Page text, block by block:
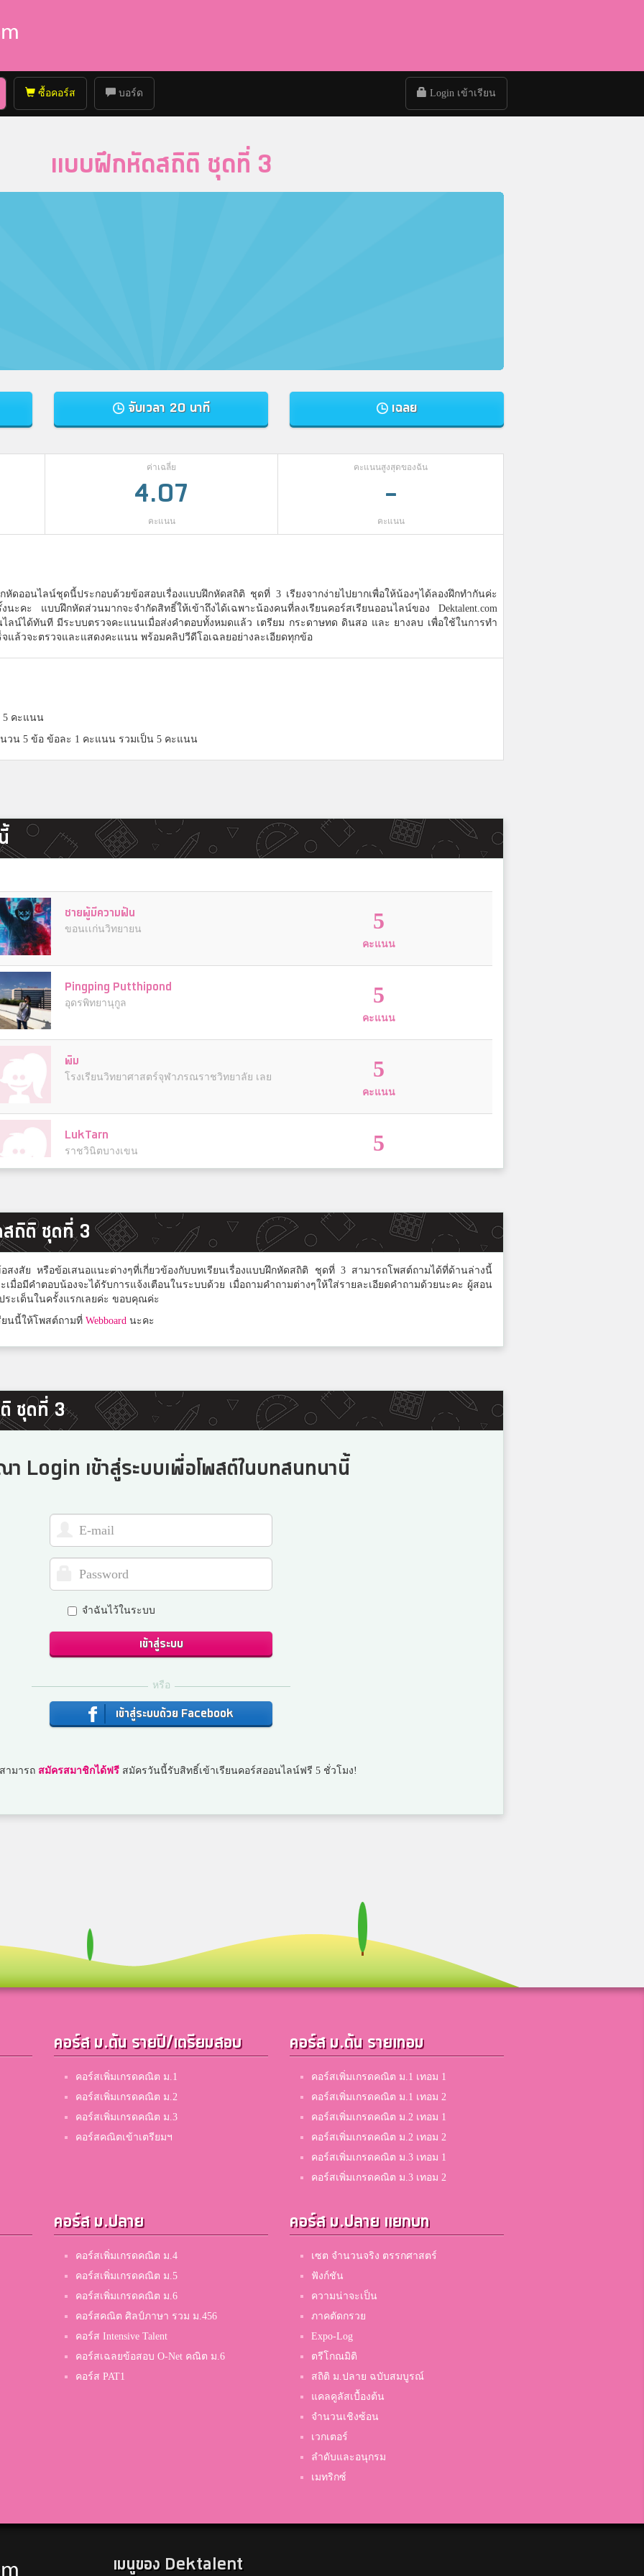
ซื้อคอร์ส บอร์ด Login เข้าเรียน
แบบฝึกหัดสถิติ ชุดที่ 3
จับเวลา 20 นาที เฉลย
ค่าเฉลี่ย
4.07
คะแนน
คะแนนสูงสุดของฉัน
-
คะแนน
ออนไลน์ชุดนี้ประกอบด้วยข้อสอบเรื่องแบบฝึกหัดสถิติ ชุดที่ 3 เรียงจากง่ายไปยากเพื่อให้น้องๆได้ลองฝึกทำกันค่ะ
คะ แบบฝึกหัดส่วนมากจะจำกัดสิทธิ์ให้เข้าถึงได้เฉพาะน้องคนที่ลงเรียนคอร์สเรียนออนไลน์ของ Dektalent.com
ลน์ได้ทันที มีระบบตรวจคะแนนเมื่อส่งคำตอบทั้งหมดแล้ว เตรียม กระดาษทด ดินสอ และ ยางลบ เพื่อใช้ในการทำ
แล้วจะตรวจและแสดงคะแนน พร้อมคลิปวีดีโอเฉลยอย่างละเอียดทุกข้อ
5 คะแนน
วน 5 ข้อ ข้อละ 1 คะแนน รวมเป็น 5 คะแนน
ชายผู้มีความฝัน
ขอนเเก่นวิทยายน 5
คะแนน
Pingping Putthipond
อุดรพิทยานุกูล 5
คะแนน
พิม
โรงเรียนวิทยาศาสตร์จุฬาภรณราชวิทยาลัย เลย 5
คะแนน
LukTarn
ราชวินิตบางเขน 5
คะแนน
ภัทรพล ณัฐธยาน์
หนองน้ำใส 5
คะแนน
ชิชิ
บุรีรัมย์พิทยาคม 5
คะแนน
Nantida Laopradist 4
พุด ดิ้ง
ฟา
Nichan Wannakarn
ถิติ ชุดที่ 3
สงสัย หรือข้อเสนอแนะต่างๆที่เกี่ยวข้องกับบทเรียนเรื่องแบบฝึกหัดสถิติ ชุดที่ 3 สามารถโพสต์ถามได้ที่ด้านล่างนี้
มื่อมีคำตอบน้องจะได้รับการแจ้งเตือนในระบบด้วย เมื่อถามคำถามต่างๆให้ใส่รายละเอียดคำถามด้วยนะคะ ผู้สอน
ระเด็นในครั้งแรกเลยค่ะ ขอบคุณค่ะ
ยนนี้ให้โพสต์ถามที่ Webboard นะคะ
ชุดที่ 3
Login เข้าสู่ระบบเพื่อโพสต์ในบทสนทนานี้
จำฉันไว้ในระบบ
เข้าสู่ระบบ
หรือ
เข้าสู่ระบบด้วย Facebook
ามารถ สมัครสมาชิกได้ฟรีสมัครวันนี้รับสิทธิ์เข้าเรียนคอร์สออนไลน์ฟรี 5 ชั่วโมง!
คอร์ส ม.ต้น รายปี/เตรียมสอบ
คอร์สเพิ่มเกรดคณิต ม.1
คอร์สเพิ่มเกรดคณิต ม.2
คอร์สเพิ่มเกรดคณิต ม.3
คอร์สคณิตเข้าเตรียมฯ
คอร์ส ม.ต้น รายเทอม
คอร์สเพิ่มเกรดคณิต ม.1 เทอม 1
คอร์สเพิ่มเกรดคณิต ม.1 เทอม 2
คอร์สเพิ่มเกรดคณิต ม.2 เทอม 1
คอร์สเพิ่มเกรดคณิต ม.2 เทอม 2
คอร์สเพิ่มเกรดคณิต ม.3 เทอม 1
คอร์สเพิ่มเกรดคณิต ม.3 เทอม 2
คอร์ส ม.ปลาย
คอร์สเพิ่มเกรดคณิต ม.4
คอร์สเพิ่มเกรดคณิต ม.5
คอร์สเพิ่มเกรดคณิต ม.6
คอร์สคณิต ศิลป์ภาษา รวม ม.456
คอร์ส Intensive Talent
คอร์สเฉลยข้อสอบ O-Net คณิต ม.6
คอร์ส PAT1
คอร์ส ม.ปลาย แยกบท
เซต จำนวนจริง ตรรกศาสตร์
ฟังก์ชัน
ความน่าจะเป็น
ภาคตัดกรวย
Expo-Log
ตรีโกณมิติ
สถิติ ม.ปลาย ฉบับสมบูรณ์
แคลคูลัสเบื้องต้น
จำนวนเชิงซ้อน
เวกเตอร์
ลำดับและอนุกรม
เมทริกซ์
เมนูของ Dektalent